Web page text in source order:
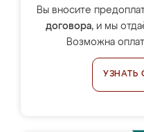
Вы вносите
договора, и мы
Возможна
УЗНАТЬ